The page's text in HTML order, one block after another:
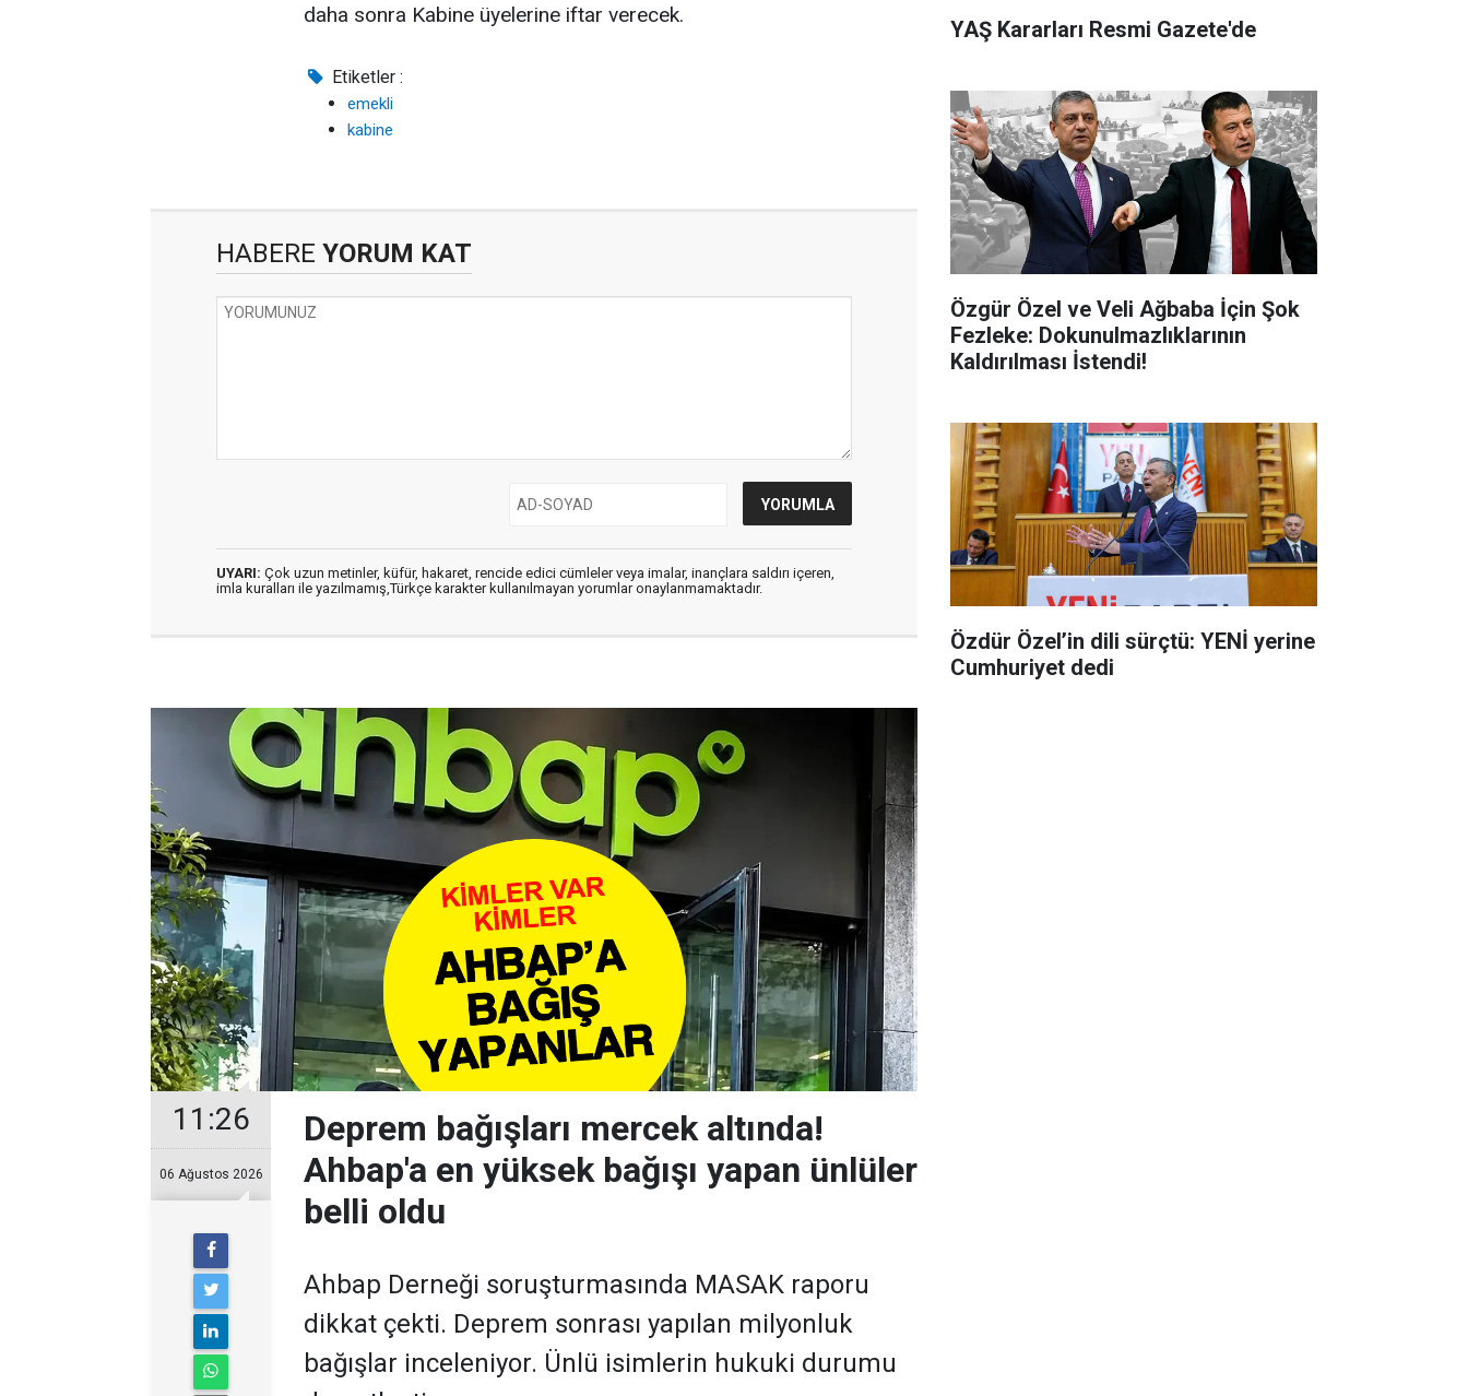
daha sonra Kabine üyelerine iftar verecek.
Etiketler :
emekli
kabine
HABERE YORUM KAT
UYARI: Çok uzun metinler, küfür, hakaret, rencide edici cümleler veya imalar, inançlara saldırı içeren,
imla kuralları ile yazılmamış,Türkçe karakter kullanılmayan yorumlar onaylanmamaktadır.
11:26
06 Ağustos 2026
Deprem bağışları mercek altında!
Ahbap'a en yüksek bağışı yapan ünlüler
belli oldu
Ahbap Derneği soruşturmasında MASAK raporu
dikkat çekti. Deprem sonrası yapılan milyonluk
bağışlar inceleniyor. Ünlü isimlerin hukuki durumu
YAŞ Kararları Resmi Gazete'de
Özgür Özel ve Veli Ağbaba İçin Şok
Fezleke: Dokunulmazlıklarının
Kaldırılması İstendi!
Özdür Özel’in dili sürçtü: YENİ yerine
Cumhuriyet dedi